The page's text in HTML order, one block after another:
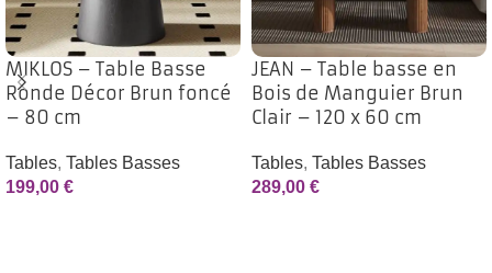
MIKLOS – Table Basse
Ronde Décor Brun foncé
– 80 cm
Tables, Tables Basses
199,00 €
JEAN – Table basse en
Bois de Manguier Brun
Clair – 120 x 60 cm
Tables, Tables Basses
289,00 €